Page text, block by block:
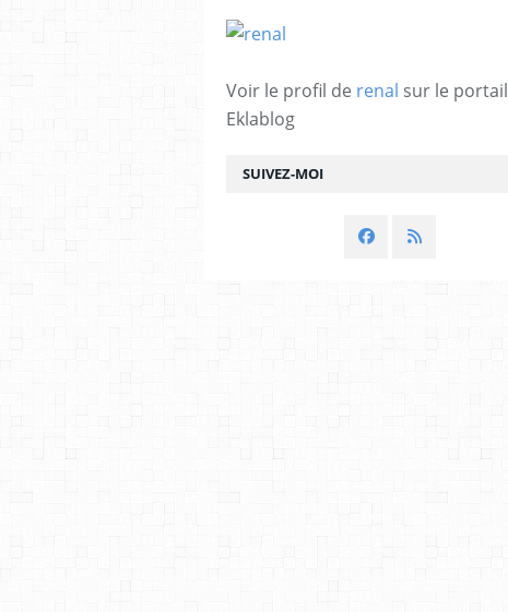
SUIVEZ-MOI
Voir le profil de renal sur le portail
Eklablog